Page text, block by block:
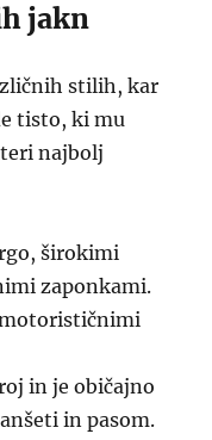
jakn
stilih, kar
tisto, ki mu
najbolj
širokimi
zaponkami.
in je običajno
in pasom.